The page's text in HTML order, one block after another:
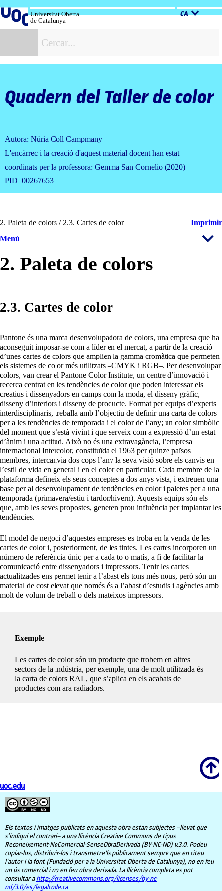
al
contingut
Universitat Oberta
de Catalunya
CA
Quadern del Taller de color
Autora: Núria Coll Campmany
L'encàrrec i la creació d'aquest material docent han estat
coordinats per la professora: Gemma San Cornelio (2020)
PID_00267653
2. Paleta de colors / 2.3. Cartes de color
Imprimir
Menú
2. Paleta de colors
2.3. Cartes de color
Pantone és una marca desenvolupadora de colors, una empresa que ha
aconseguit imposar-se com a líder en el mercat, a partir de la creació
d’unes cartes de colors que amplien la gamma cromàtica que permeten
els sistemes de color més utilitzats –CMYK i RGB–. Per desenvolupar
colors, van crear el Pantone Color Institute, un centre d’innovació i
recerca centrat en les tendències de color que poden interessar els
creatius i dissenyadors en camps com la moda, el disseny gràfic,
disseny d’interiors i disseny de producte. Format per equips d’experts
interdisciplinaris, treballa amb l’objectiu de definir una carta de colors
per a les tendències de temporada i el color de l’any; un color simbòlic
del moment que s’està vivint i que serveix com a expressió d’un estat
d’ànim i una actitud. Això no és una extravagància, l’empresa
internacional Intercolor, constituïda el 1963 per quinze països
membres, intercanvia dos cops l’any la seva visió sobre els canvis en
l’estil de vida en general i en el color en particular. Cada membre de la
plataforma defineix els seus conceptes a dos anys vista, i extreuen una
base per al desenvolupament de tendències en color i paletes per a una
temporada (primavera/estiu i tardor/hivern). Aquests equips són els
que, amb les seves propostes, generen prou influència per implantar les
tendències.
El model de negoci d’aquestes empreses es troba en la venda de les
cartes de color i, posteriorment, de les tintes. Les cartes incorporen un
número de referència únic per a cada to o matís, a fi de facilitar la
comunicació entre dissenyadors i impressors. Tenir les cartes
actualitzades ens permet tenir a l’abast els tons més nous, però són un
material de cost elevat que només és a l’abast d’estudis i agències amb
molt de volum de treball o dels mateixos impressors.
Exemple
Les cartes de color són un producte que trobem en altres
sectors de la indústria, per exemple, una de molt utilitzada és
la carta de colors RAL, que s’aplica en els acabats de
productes com ara radiadors.
Scroll
uoc.edu
Els textos i imatges publicats en aquesta obra estan subjectes –llevat que
s’indiqui el contrari– a una llicència Creative Commons de tipus
Reconeixement-NoComercial-SenseObraDerivada (BY-NC-ND) v.3.0. Podeu
copiar-los, distribuir-los i transmetre'ls públicament sempre que en citeu
l’autor i la font (Fundació per a la Universitat Oberta de Catalunya), no en feu
un ús comercial i no en feu obra derivada. La llicència completa es pot
consultar a http://creativecommons.org/licenses/by-nc-
nd/3.0/es/legalcode.ca